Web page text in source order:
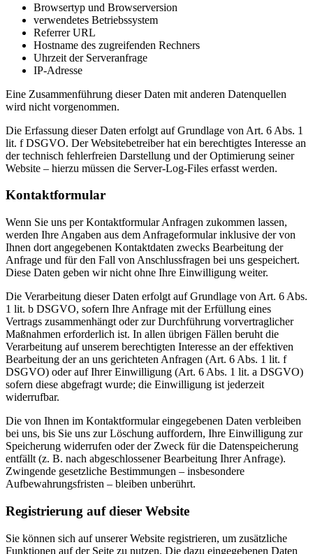
Browsertyp und Browserversion
verwendetes Betriebssystem
Referrer URL
Hostname des zugreifenden Rechners
Uhrzeit der Serveranfrage
IP-Adresse
Eine Zusammenführung dieser Daten mit anderen Datenquellen
wird nicht vorgenommen.
Die Erfassung dieser Daten erfolgt auf Grundlage von Art. 6 Abs. 1
lit. f DSGVO. Der Websitebetreiber hat ein berechtigtes Interesse an
der technisch fehlerfreien Darstellung und der Optimierung seiner
Website – hierzu müssen die Server-Log-Files erfasst werden.
Kontaktformular
Wenn Sie uns per Kontaktformular Anfragen zukommen lassen,
werden Ihre Angaben aus dem Anfrageformular inklusive der von
Ihnen dort angegebenen Kontaktdaten zwecks Bearbeitung der
Anfrage und für den Fall von Anschlussfragen bei uns gespeichert.
Diese Daten geben wir nicht ohne Ihre Einwilligung weiter.
Die Verarbeitung dieser Daten erfolgt auf Grundlage von Art. 6 Abs.
1 lit. b DSGVO, sofern Ihre Anfrage mit der Erfüllung eines
Vertrags zusammenhängt oder zur Durchführung vorvertraglicher
Maßnahmen erforderlich ist. In allen übrigen Fällen beruht die
Verarbeitung auf unserem berechtigten Interesse an der effektiven
Bearbeitung der an uns gerichteten Anfragen (Art. 6 Abs. 1 lit. f
DSGVO) oder auf Ihrer Einwilligung (Art. 6 Abs. 1 lit. a DSGVO)
sofern diese abgefragt wurde; die Einwilligung ist jederzeit
widerrufbar.
Die von Ihnen im Kontaktformular eingegebenen Daten verbleiben
bei uns, bis Sie uns zur Löschung auffordern, Ihre Einwilligung zur
Speicherung widerrufen oder der Zweck für die Datenspeicherung
entfällt (z. B. nach abgeschlossener Bearbeitung Ihrer Anfrage).
Zwingende gesetzliche Bestimmungen – insbesondere
Aufbewahrungsfristen – bleiben unberührt.
Registrierung auf dieser Website
Sie können sich auf unserer Website registrieren, um zusätzliche
Funktionen auf der Seite zu nutzen. Die dazu eingegebenen Daten